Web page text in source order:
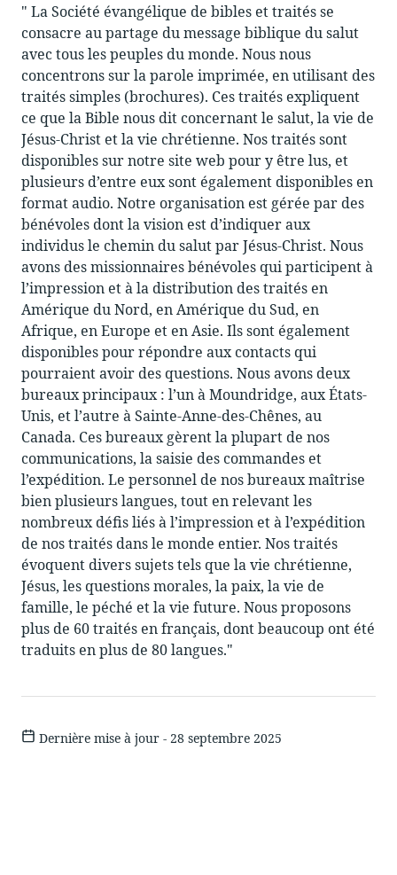
" La Société évangélique de bibles et traités se
consacre au partage du message biblique du salut
avec tous les peuples du monde. Nous nous
concentrons sur la parole imprimée, en utilisant des
traités simples (brochures). Ces traités expliquent
ce que la Bible nous dit concernant le salut, la vie de
Jésus-Christ et la vie chrétienne. Nos traités sont
disponibles sur notre site web pour y être lus, et
plusieurs d’entre eux sont également disponibles en
format audio. Notre organisation est gérée par des
bénévoles dont la vision est d’indiquer aux
individus le chemin du salut par Jésus-Christ. Nous
avons des missionnaires bénévoles qui participent à
l’impression et à la distribution des traités en
Amérique du Nord, en Amérique du Sud, en
Afrique, en Europe et en Asie. Ils sont également
disponibles pour répondre aux contacts qui
pourraient avoir des questions. Nous avons deux
bureaux principaux : l’un à Moundridge, aux États-
Unis, et l’autre à Sainte-Anne-des-Chênes, au
Canada. Ces bureaux gèrent la plupart de nos
communications, la saisie des commandes et
l’expédition. Le personnel de nos bureaux maîtrise
bien plusieurs langues, tout en relevant les
nombreux défis liés à l’impression et à l’expédition
de nos traités dans le monde entier. Nos traités
évoquent divers sujets tels que la vie chrétienne,
Jésus, les questions morales, la paix, la vie de
famille, le péché et la vie future. Nous proposons
plus de 60 traités en français, dont beaucoup ont été
traduits en plus de 80 langues."
Dernière mise à jour - 28 septembre 2025